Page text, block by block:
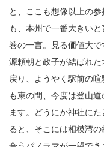
と、ここも想像以上の
も、本州で一番大きい
巻の一言。見る価値大で
源頼朝と政子が結ばれ
戻り、ようやく駅前の
も束の間、今度は登山
ます。どうにか神社に
ると、そこには相模湾